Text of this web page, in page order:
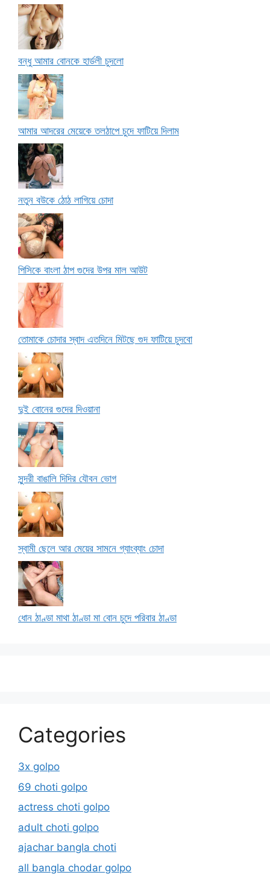
বন্ধু আমার বোনকে হার্ডলী চুদলো
আমার আদরের মেয়েকে তলঠাপে চুদে ফাটিয়ে দিলাম
নতুন বউকে ঠোঠ লাগিয়ে চোদা
পিসিকে বাংলা ঠাপ গুদের উপর মাল আউট
তোমাকে চোদার স্বাদ এতদিনে মিটছে গুদ ফাটিয়ে চুদবো
দুই বোনের গুদের দিওয়ানা
সুন্দরী বাঙালি দিদির যৌবন ভোগ
স্বামী ছেলে আর মেয়ের সামনে গ্যাংব্যাং চোদা
ধোন ঠাণ্ডা মাথা ঠাণ্ডা মা বোন চুদে পরিবার ঠাণ্ডা
Categories
3x golpo
69 choti golpo
actress choti golpo
adult choti golpo
ajachar bangla choti
all bangla chodar golpo